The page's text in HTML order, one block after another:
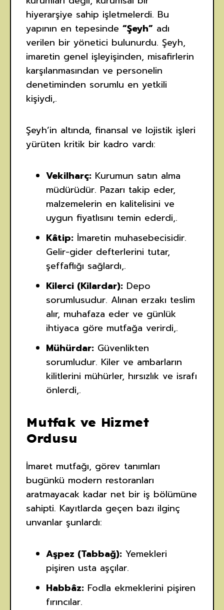
hiyerarşiye sahip işletmelerdi. Bu
yapının en tepesinde “Şeyh” adı
verilen bir yönetici bulunurdu. Şeyh,
imaretin genel işleyişinden, misafirlerin
karşılanmasından ve personelin
denetiminden sorumlu en yetkili
kişiydi,.
Şeyh’in altında, finansal ve lojistik işleri
yürüten kritik bir kadro vardı:
Vekilharç: Kurumun satın alma
müdürüdür. Pazarı takip eder,
malzemelerin en kalitelisini ve
uygun fiyatlısını temin ederdi,.
Kâtip: İmaretin muhasebecisidir.
Gelir-gider defterlerini tutar,
şeffaflığı sağlardı,.
Kilerci (Kilardar): Depo
sorumlusudur. Alınan erzakı teslim
alır, muhafaza eder ve günlük
ihtiyaca göre mutfağa verirdi,.
Mühürdar: Güvenlikten
sorumludur. Kiler ve ambarların
kilitlerini mühürler, hırsızlık ve israfı
önlerdi,.
Mutfak ve Hizmet
Ordusu
İmaret mutfağı, görev tanımları
bugünkü modern restoranları
aratmayacak kadar net bir iş bölümüne
sahipti. Kayıtlarda geçen bazı ilginç
unvanlar şunlardı:
Aşpez (Tabbağ): Yemekleri
pişiren usta aşçılar.
Habbâz: Fodla ekmeklerini pişiren
fırıncılar.